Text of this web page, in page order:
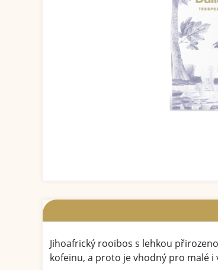
Jihoafrický rooibos s lehkou
kofeinu, a proto je vhodný pro malé i